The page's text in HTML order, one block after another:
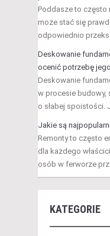
Poddasze to często
może stać się
odpowiednio
Deskowanie
ocenić potrzebę
Deskowanie
w procesie budowy,
o słabej spoistości.
Jakie są
Remonty to często
dla każdego
osób w ferworze
KATEGORIE